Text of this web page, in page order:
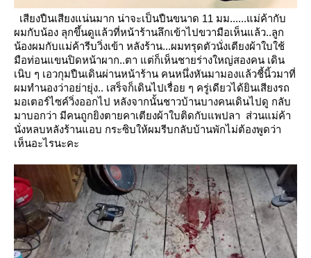
เสียงปืนเสียงแน่นมาก น่าจะเป็นปืนขนาด 11 มม......แม่ค้ากับ
ผมกับน้อง ลุกขึ้นดูแล้วที่หน้าร้านลึกเข้าไปขวามือเห็นแล้ว..ลูก
น้องผมกับแม่ค้ารีบวิ่งเข้า หลังร้าน...ผมทรุดตัวนั่งเตียงผ้าใบใช้
มือท่อนแขนปิดหน้าผาก..ตา แต่ก็เห็นชายร่างใหญ่สองคน เดิน
เนิบ ๆ เอวกุมปืนเดินผ่านหน้าร้าน คนหนึ่งหันมามองแล้วชี้นิ้วมาที่
ผมทำนองว่าอย่ายุ่ง.. เสร็จก็เดินไปเรื่อย ๆ ครู่เดียวได้ยินเสียงรถ
มอเตอร์ไซค์วิ่งออกไป หลังจากนั้นชาวบ้านบางคนเดินไปดู กลับ
มาบอกว่า มีคนถูกยิงตายคาเตียงผ้าใบติดกับแพปลา ส่วนแม่ค้า
นั่งหลบหลังร้านแอบ กระซิบให้ผมรีบกลับบ้านพักไม่ต้องพูดว่า
เห็นอะไรนะคะ